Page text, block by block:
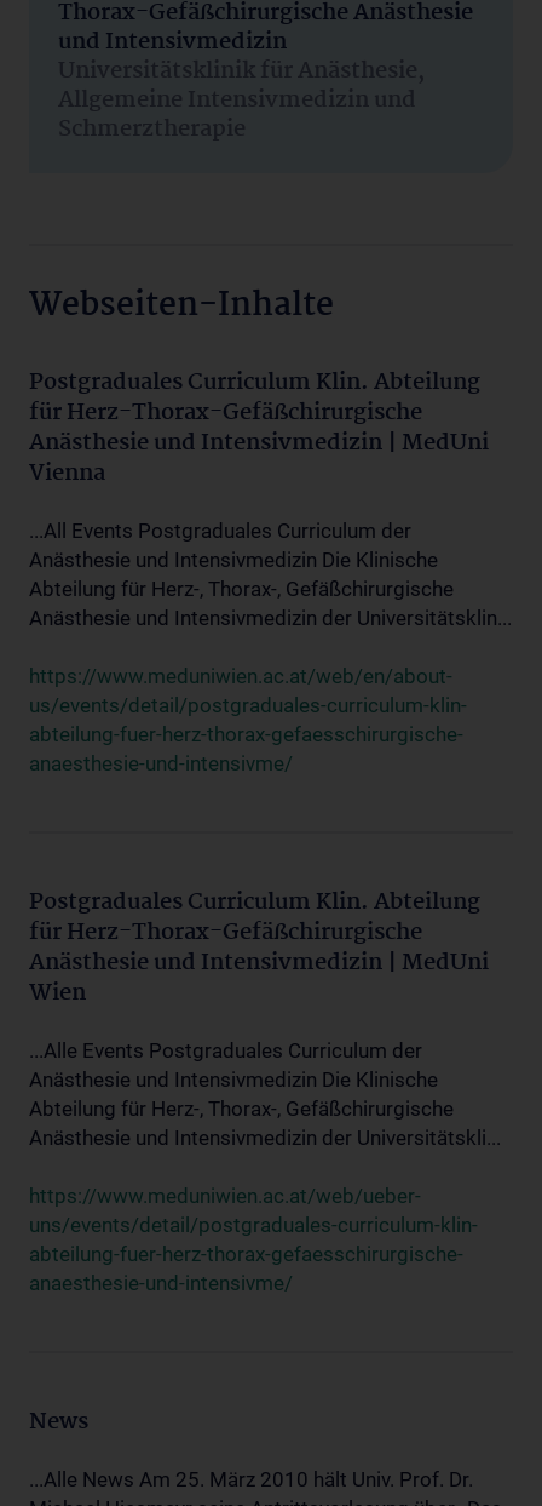
Thorax-Gefäßchirurgische Anästhesie
und Intensivmedizin
Universitätsklinik für Anästhesie,
Allgemeine Intensivmedizin und
Schmerztherapie
Webseiten-Inhalte
Postgraduales Curriculum Klin. Abteilung
für Herz-Thorax-Gefäßchirurgische
Anästhesie und Intensivmedizin | MedUni
Vienna
...All Events Postgraduales Curriculum der
Anästhesie und Intensivmedizin Die Klinische
Abteilung für Herz-, Thorax-, Gefäßchirurgische
Anästhesie und Intensivmedizin der Universitätsklin...
https://www.meduniwien.ac.at/web/en/about-
us/events/detail/postgraduales-curriculum-klin-
abteilung-fuer-herz-thorax-gefaesschirurgische-
anaesthesie-und-intensivme/
Postgraduales Curriculum Klin. Abteilung
für Herz-Thorax-Gefäßchirurgische
Anästhesie und Intensivmedizin | MedUni
Wien
...Alle Events Postgraduales Curriculum der
Anästhesie und Intensivmedizin Die Klinische
Abteilung für Herz-, Thorax-, Gefäßchirurgische
Anästhesie und Intensivmedizin der Universitätskli...
https://www.meduniwien.ac.at/web/ueber-
uns/events/detail/postgraduales-curriculum-klin-
abteilung-fuer-herz-thorax-gefaesschirurgische-
anaesthesie-und-intensivme/
News
...Alle News Am 25. März 2010 hält Univ. Prof. Dr.